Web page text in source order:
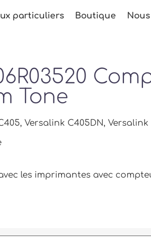
particuliers Boutique
Tone
Versalink C405DN, Versalink
les imprimantes avec